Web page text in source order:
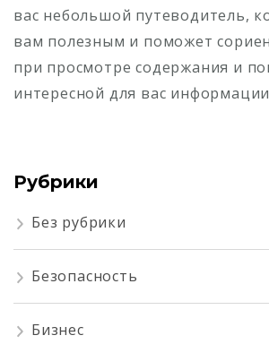
вас небольшой путеводитель,
вам полезным и поможет
при просмотре содержания и
интересной для вас
Рубрики
Без рубрики
Безопасность
Бизнес